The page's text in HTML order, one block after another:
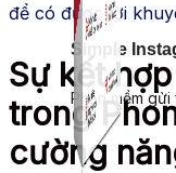
Simple
Phần mềm
để có được lời
Sự kết
trong
cường